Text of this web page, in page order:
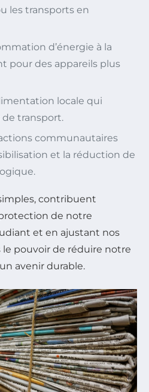
les transports en
d’énergie à la
pour des appareils plus
locale qui
transport.
communautaires
et la réduction de
contribuent
de notre
et en ajustant nos
le pouvoir de réduire notre
avenir durable.